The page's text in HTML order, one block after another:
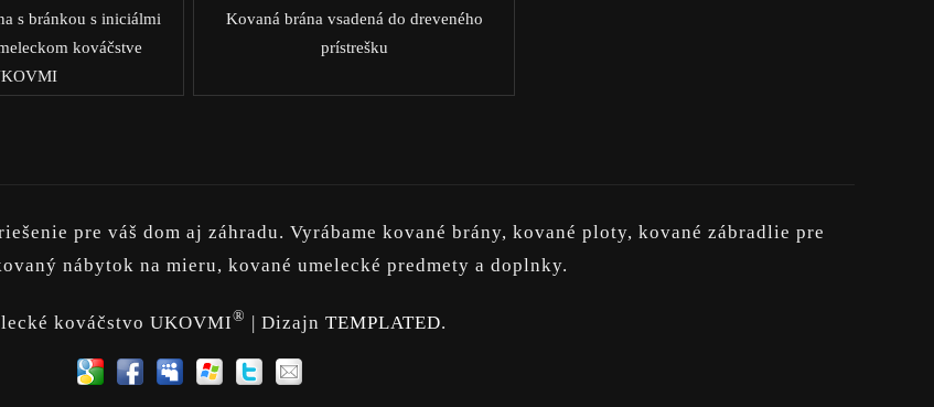
s bránkou s iniciálmi
kováčstve
Kovaná brána vsadená do dreveného
prístrešku
pre váš dom aj záhradu. Vyrábame kované brány, kované ploty, kované zábradlie pre
nábytok na mieru, kované umelecké predmety a doplnky.
kováčstvo UKOVMI® | Dizajn TEMPLATED.